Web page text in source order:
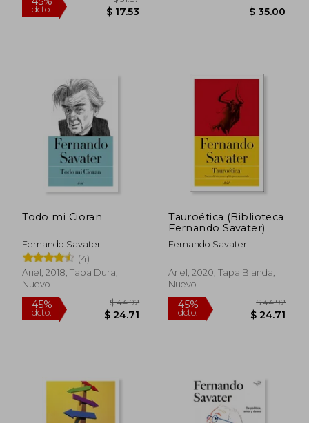
Todo mi Cioran
Fernando Savater
(4)
Ariel, 2018, Tapa Dura,
Nuevo
Tauroética (Biblioteca
Fernando Savater)
Fernando Savater
Ariel, 2020, Tapa Blanda,
Nuevo